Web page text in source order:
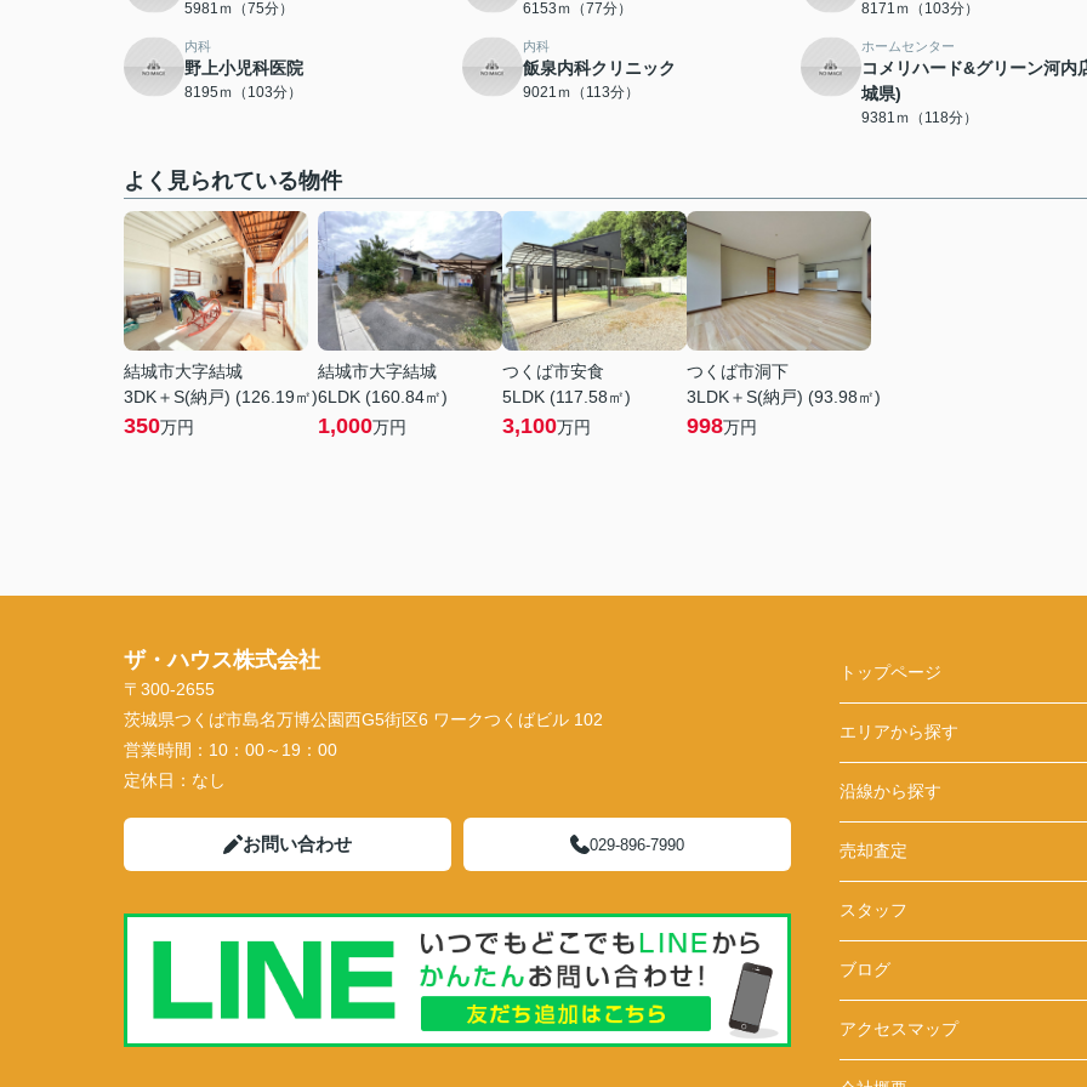
5981ｍ（75分） 6153ｍ（77分） 8171ｍ（103分）
内科
野上小児科医院
8195ｍ（103分）
内科
飯泉内科クリニック
9021ｍ（113分）
ホームセンター
コメリハード&グリーン河内
城県)
9381ｍ（118分）
よく見られている物件
結城市大字結城
3DK＋S(納戸) (126.19㎡)
350万円
結城市大字結城
6LDK (160.84㎡)
1,000万円
つくば市安食
5LDK (117.58㎡)
3,100万円
つくば市洞下
3LDK＋S(納戸) (93.98㎡)
998万円
ザ・ハウス株式会社
〒300-2655
茨城県つくば市島名万博公園西G5街区6 ワークつくばビル 102
営業時間： 10：00～19：00
定休日： なし
お問い合わせ 029-896-7990
トップページ
エリアから探す
沿線から探す
売却査定
スタッフ
ブログ
アクセスマップ